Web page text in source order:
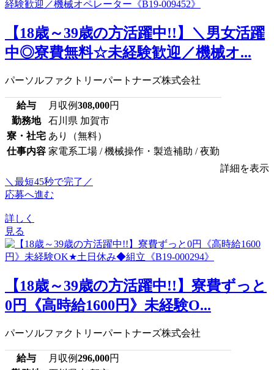
【18歳～39歳の方活躍中!!】＼男女活躍
中◎寮費無料☆未経験歓迎／機械オ...
パーソルファクトリーパートナーズ株式会社
給与 月収例308,000円
勤務地
石川県 加賀市
寮・社宅 あり（無料）
仕事内容 家電系工場 / 機械操作・製造補助 / 夜勤
詳細を表示
＼最短45秒で完了／
応募へ進む
詳しく
見る
【18歳～39歳の方活躍中!!】寮費ずっと
0円《高時給1600円》未経験O...
パーソルファクトリーパートナーズ株式会社
給与 月収例296,000円